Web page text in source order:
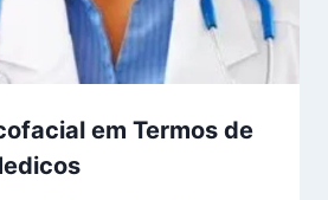
em Termos de